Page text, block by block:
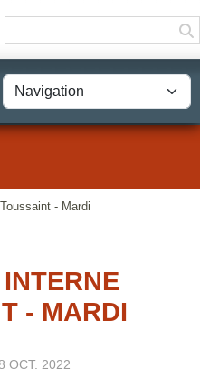
- Mardi
- MARDI
OCT. 2022